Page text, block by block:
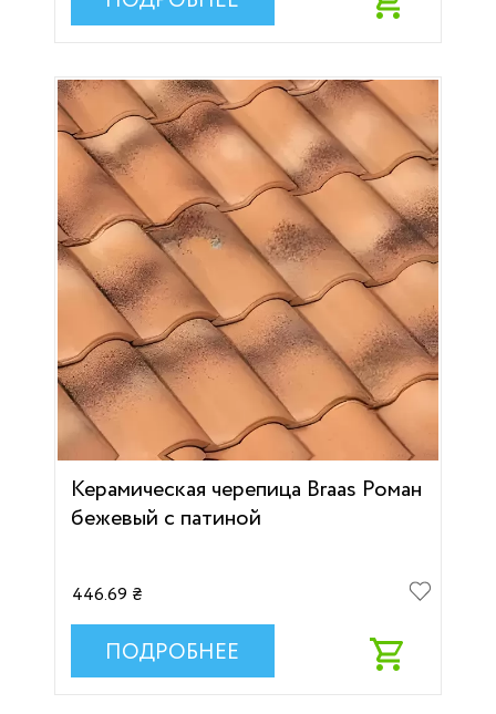
Керамическая черепица Braas Роман
бежевый с патиной
446.69 ₴
ПОДРОБНЕЕ